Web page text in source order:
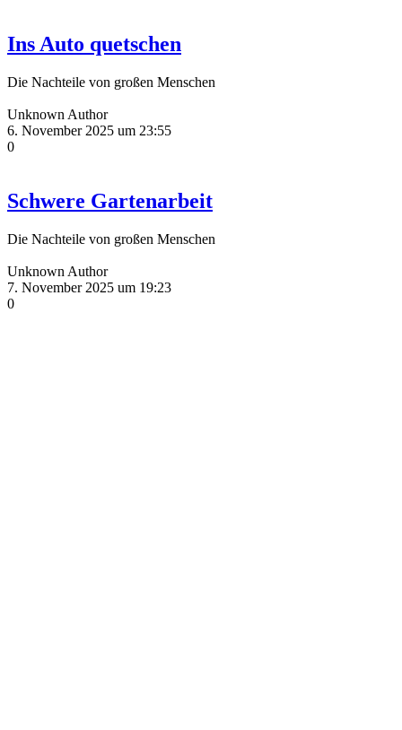
Ins Auto quetschen
Die Nachteile von großen Menschen
Unknown Author
6. November 2025 um 23:55
0
Schwere Gartenarbeit
Die Nachteile von großen Menschen
Unknown Author
7. November 2025 um 19:23
0